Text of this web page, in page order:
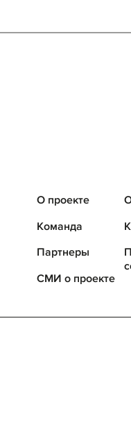
О проекте
Команда
Партнеры
СМИ о проекте